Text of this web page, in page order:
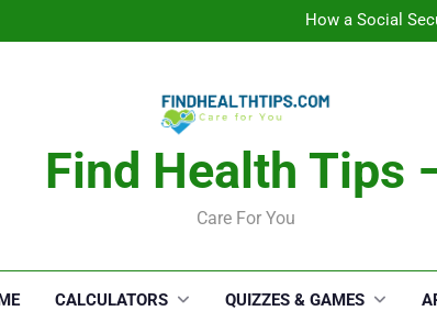
Car Accident Injuries
Car Accident Injuries
Find Health Tips
Care For You
CALCULATORS QUIZZES & GAMES